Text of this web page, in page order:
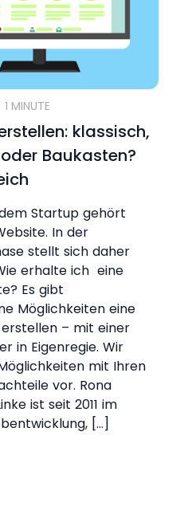
1 MINUTE
klassisch,
Baukasten?
Startup gehört
In der
stellt sich daher
erhalte ich eine
Es gibt
Möglichkeiten eine
– mit einer
in Eigenregie. Wir
mit Ihren
vor. Rona
ist seit 2011 im
[…]